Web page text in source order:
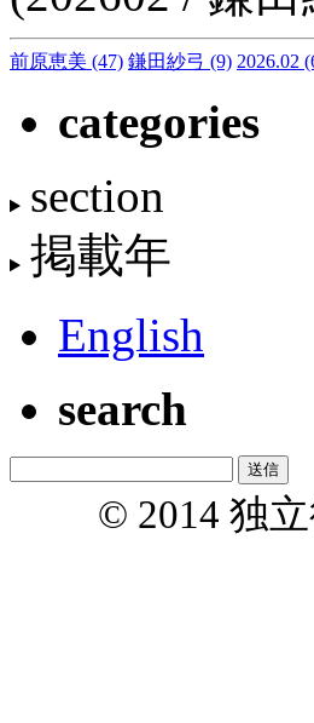
前原恵美 (47) 鎌田紗弓 (9) 2026.02
categories
section
掲載年
English
search
© 2014 独